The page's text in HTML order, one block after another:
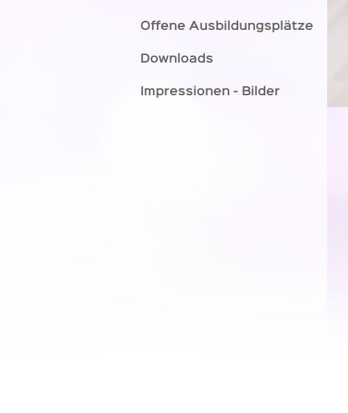
Offene Ausbildungsplätze
Downloads
Impressionen - Bilder